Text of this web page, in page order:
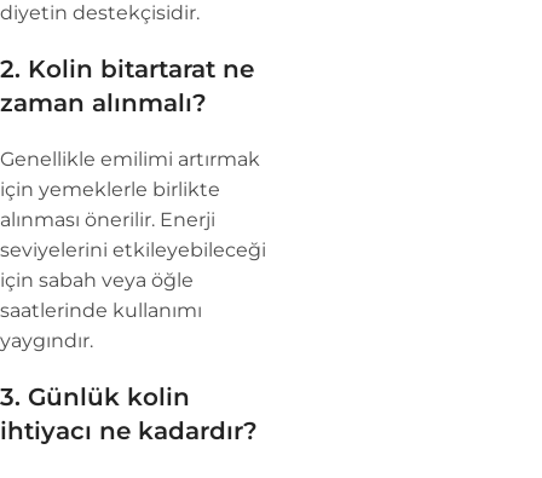
diyetin destekçisidir.
2. Kolin bitartarat ne
zaman alınmalı?
Genellikle emilimi artırmak
için yemeklerle birlikte
alınması önerilir. Enerji
seviyelerini etkileyebileceği
için sabah veya öğle
saatlerinde kullanımı
yaygındır.
3. Günlük kolin
ihtiyacı ne kadardır?